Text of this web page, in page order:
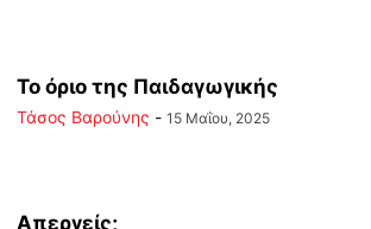
Το όριο της Παιδαγωγικής
Τάσος Βαρούνης - 15 Μαΐου, 2025
Απεργείς;